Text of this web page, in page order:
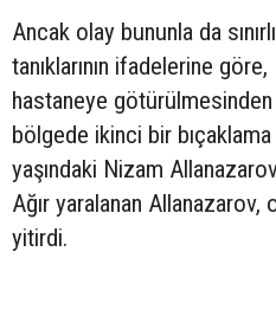
Ancak olay bununla da
tanıklarının ifadelerine
hastaneye götürülmesinden
bölgede ikinci bir
yaşındaki Nizam
Ağır yaralanan Allanazarov,
yitirdi.